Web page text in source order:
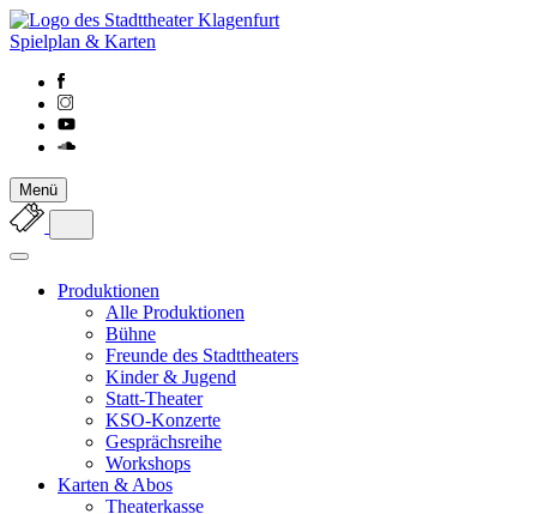
Spielplan & Karten
Menü
Produktionen
Alle Produktionen
Bühne
Freunde des Stadttheaters
Kinder & Jugend
Statt-Theater
KSO-Konzerte
Gesprächsreihe
Workshops
Karten & Abos
Theaterkasse